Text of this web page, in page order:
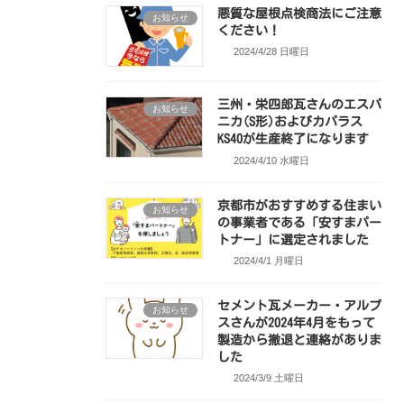
お知らせ
悪質な屋根点検商法にご注意
ください！
2024/4/28 日曜日
お知らせ
三州・栄四郎瓦さんのエスパ
ニカ(S形)およびカパラス
KS40が生産終了になります
2024/4/10 水曜日
お知らせ
京都市がおすすめする住まい
の事業者である「安すまパー
トナー」に選定されました
2024/4/1 月曜日
お知らせ
セメント瓦メーカー・アルプ
スさんが2024年4月をもって
製造から撤退と連絡がありま
した
2024/3/9 土曜日